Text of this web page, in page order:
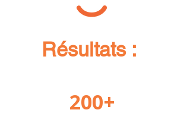
Résultats :
200+